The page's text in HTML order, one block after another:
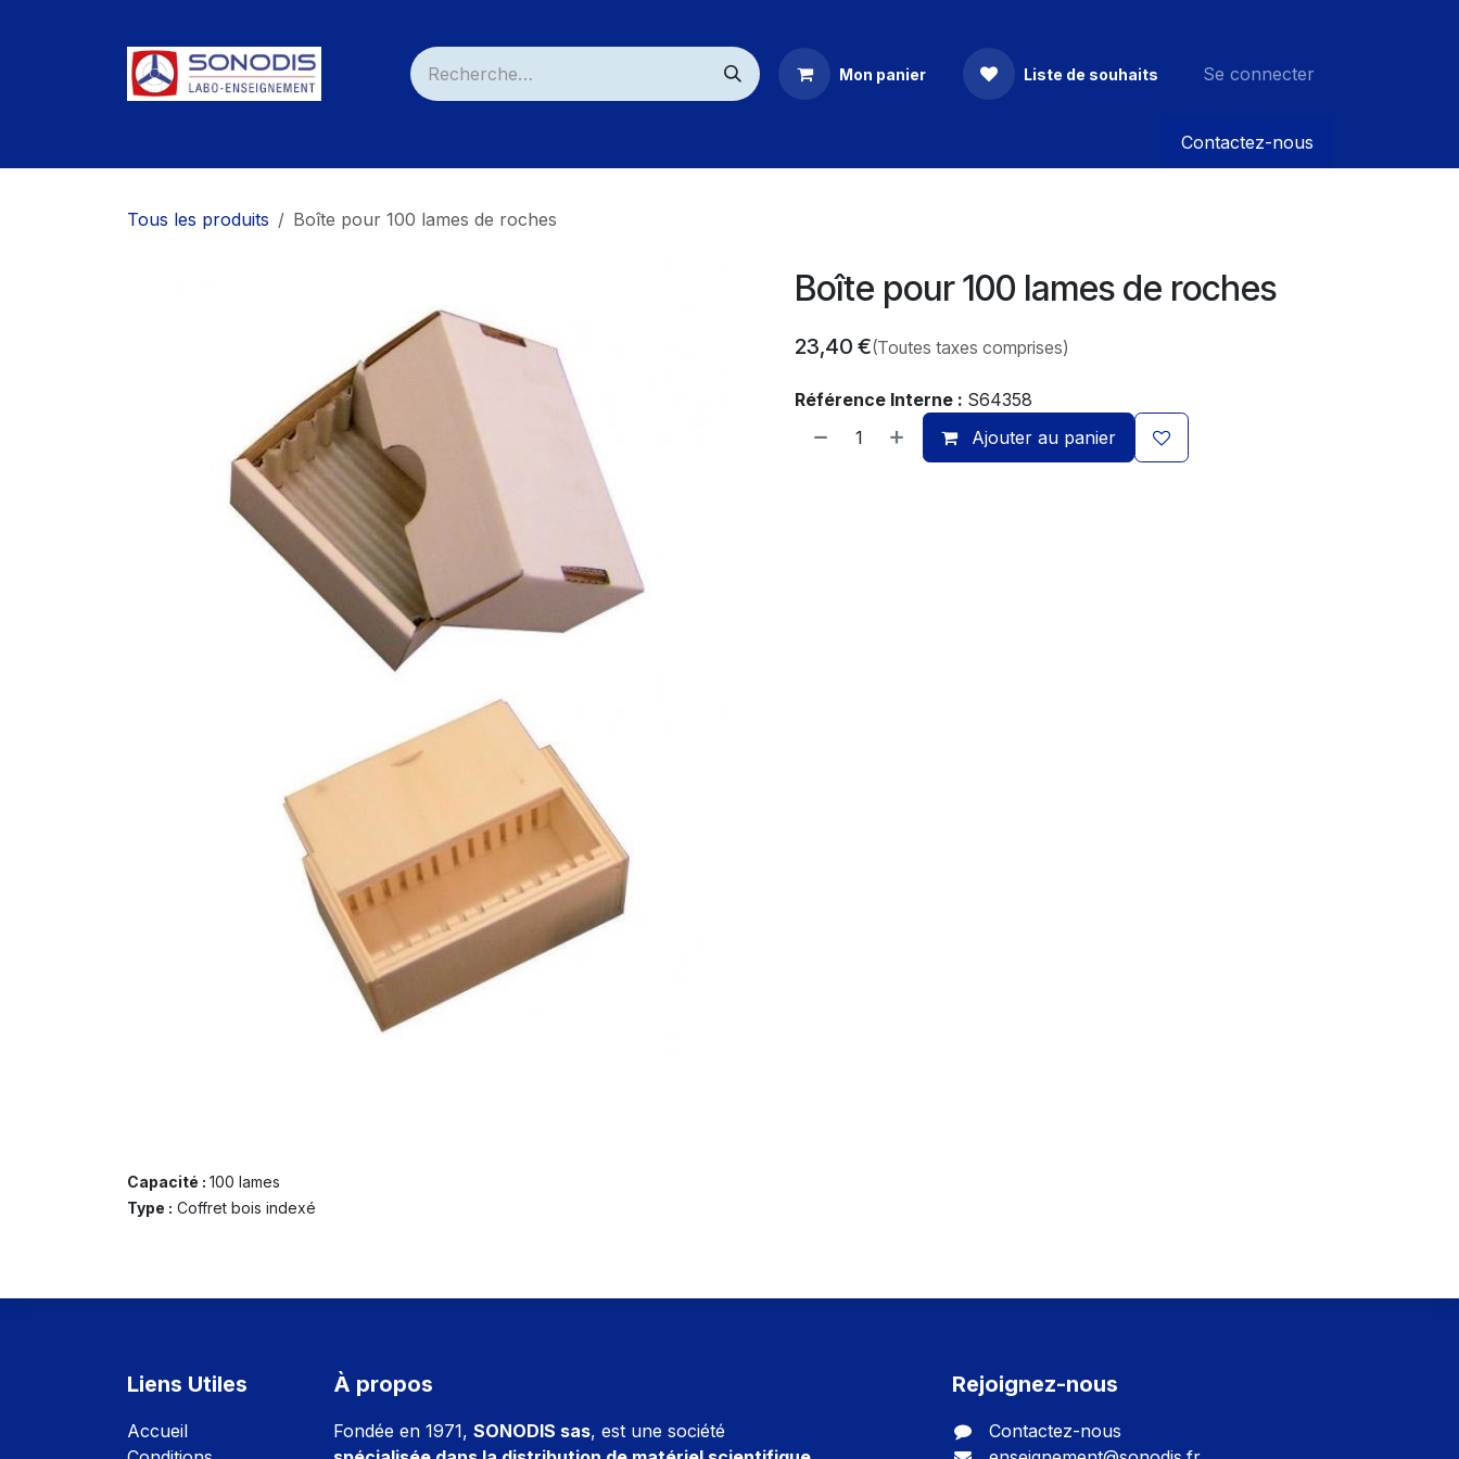
Mon panier Liste de souhaits Se connecter
Contactez-nous
Tous les produits Boîte pour 100 lames de roches
Boîte pour 100 lames de roches
23,40 €(Toutes taxes comprises)
Référence Interne : S64358
Ajouter au panier
Capacité : 100 lames
Type : Coffret bois indexé
Liens Utiles
Accueil
À propos
Fondée en 1971, SONODIS sas, est une société
Rejoignez-nous
Contactez-nous